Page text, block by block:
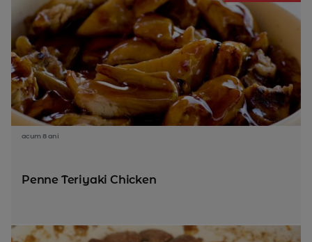
acum 8 ani
Penne Teriyaki Chicken